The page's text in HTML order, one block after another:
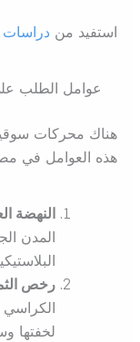
استفيد من
عوامل الطلب
هناك محركات
هذه العوامل في
النهضة
المدن
رخص
الكراسي
لخفتها